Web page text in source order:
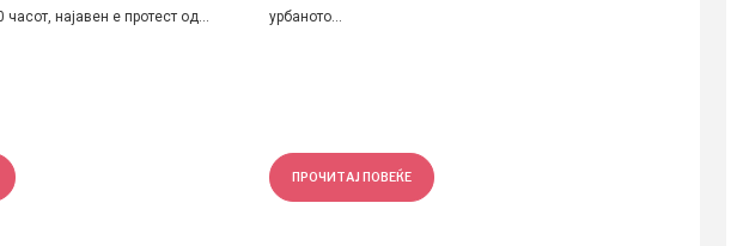
најавен е протест од...
урбаното...
ПРОЧИТАЈ ПОВЕЌЕ